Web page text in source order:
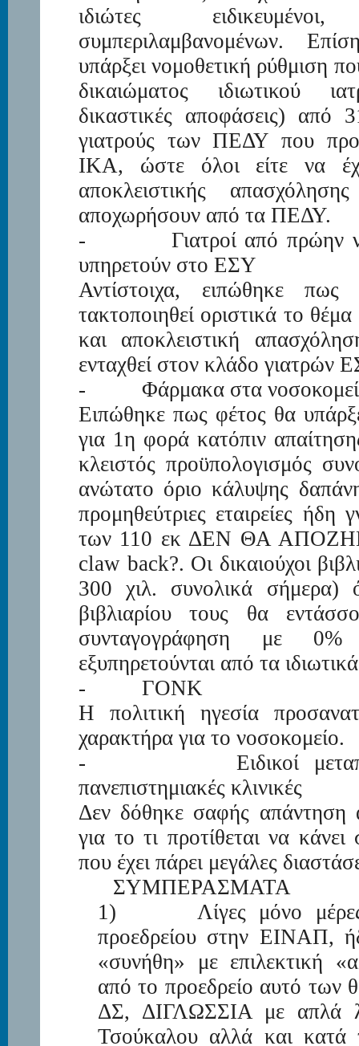
ιδιώτες
συμπεριλαμβανομένων.
υπάρξει νομοθετική ρύθμιση
δικαιώματος ιδιωτικού
δικαστικές αποφάσεις) από
γιατρούς των ΠΕΔΥ που
ΙΚΑ, ώστε όλοι είτε να
αποκλειστικής
αποχωρήσουν από τα ΠΕΔΥ.
- Γιατροί από πρώην
υπηρετούν στο ΕΣΥ
Αντίστοιχα, ειπώθηκε
τακτοποιηθεί οριστικά το
και αποκλειστική
ενταχθεί στον κλάδο
- Φάρμακα στα
Ειπώθηκε πως φέτος θα
για 1η φορά κατόπιν
κλειστός προϋπολογισμός
ανώτατο όριο κάλυψης
προμηθεύτριες εταιρείες
των 110 εκ ΔΕΝ ΘΑ
claw back?. Οι δικαιούχοι
300 χιλ. συνολικά σήμερα)
βιβλιαρίου τους θα
συνταγογράφηση με
εξυπηρετούνται από τα
- ΓΟΝΚ
Η πολιτική ηγεσία
χαρακτήρα για το νοσοκομείο.
-Ειδικοί
πανεπιστημιακές κλινικές
Δεν δόθηκε σαφής απάντηση
για το τι προτίθεται να
που έχει πάρει μεγάλες
ΣΥΜΠΕΡΑΣΜΑΤΑ
1) Λίγες μόνο μέρες
προεδρείου στην ΕΙΝΑΠ,
«συνήθη» με επιλεκτική
από το προεδρείο αυτό
ΔΣ, ΔΙΓΛΩΣΣΙΑ με απλά
Τσούκαλου αλλά και κατά